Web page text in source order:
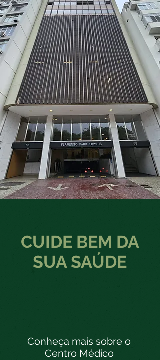
CUIDE BEM DA
SUA SAÚDE
Conheça mais sobre o
Centro Médico